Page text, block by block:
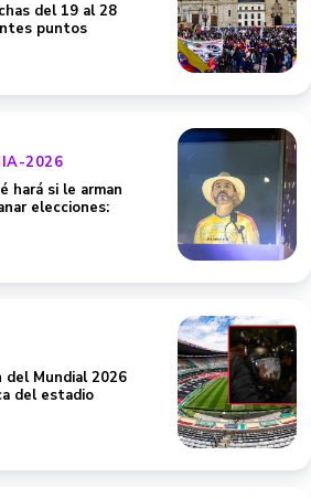
del 19 al 28
puntos
2026
hará si le arman
elecciones:
del Mundial 2026
del estadio